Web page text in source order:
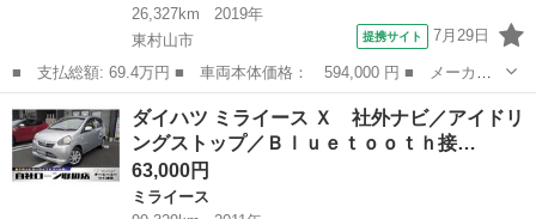
26,327km
2019年
東村山市
提携サイト 7月29日
■ 支払総額: 69.4万円 ■ 車両本体価格： 594,000 円 ■ メーカー
名： ダイハツ ■ 車種名： ミライース ■ グレード名： Ｘ Ｓ
ＡＩＩＩ 衝突軽減 障害物センサー ナビ Ｂｌｕｅｔｏｏｔｈオ
ーディオ Ｉ...
東京 東村山市
ダイハツ ミライース Ｘ 社外ナビ／アイドリ
ングストップ／Ｂｌｕｅｔｏｏｔｈ接…
63,000円
ミライース